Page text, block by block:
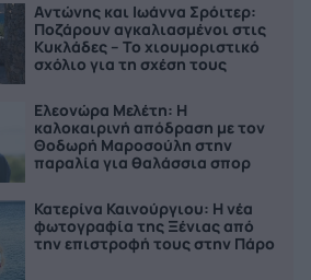
Αντώνης και Ιωάννα Σρόιτερ:
Ποζάρουν αγκαλιασμένοι στις
Κυκλάδες – Το χιουμοριστικό
σχόλιο για τη σχέση τους
Ελεονώρα Μελέτη: Η
καλοκαιρινή απόδραση με τον
Θοδωρή Μαροσούλη στην
παραλία για θαλάσσια σπορ
Κατερίνα Καινούργιου: Η νέα
φωτογραφία της Ξένιας από
την επιστροφή τους στην Πάρο